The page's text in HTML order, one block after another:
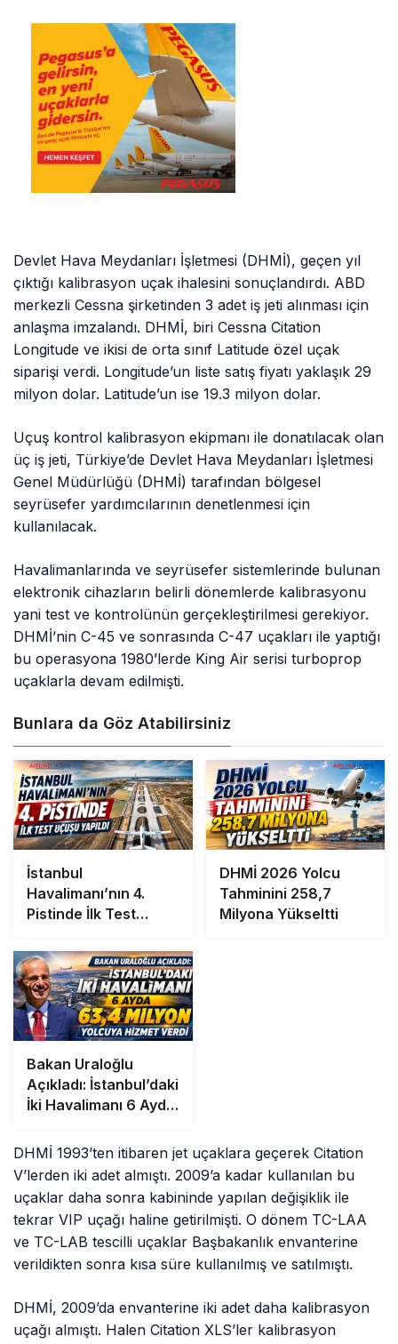
Devlet Hava Meydanları İşletmesi (DHMİ), geçen yıl
çıktığı kalibrasyon uçak ihalesini sonuçlandırdı. ABD
merkezli Cessna şirketinden 3 adet iş jeti alınması için
anlaşma imzalandı. DHMİ, biri Cessna Citation
Longitude ve ikisi de orta sınıf Latitude özel uçak
siparişi verdi. Longitude’un liste satış fiyatı yaklaşık 29
milyon dolar. Latitude’un ise 19.3 milyon dolar.
Uçuş kontrol kalibrasyon ekipmanı ile donatılacak olan
üç iş jeti, Türkiye’de Devlet Hava Meydanları İşletmesi
Genel Müdürlüğü (DHMİ) tarafından bölgesel
seyrüsefer yardımcılarının denetlenmesi için
kullanılacak.
Havalimanlarında ve seyrüsefer sistemlerinde bulunan
elektronik cihazların belirli dönemlerde kalibrasyonu
yani test ve kontrolünün gerçekleştirilmesi gerekiyor.
DHMİ’nin C-45 ve sonrasında C-47 uçakları ile yaptığı
bu operasyona 1980’lerde King Air serisi turboprop
uçaklarla devam edilmişti.
Bunlara da Göz Atabilirsiniz
İstanbul
Havalimanı’nın 4.
Pistinde İlk Test
DHMİ 2026 Yolcu
Tahminini 258,7
Milyona Yükseltti
Bakan Uraloğlu
Açıkladı: İstanbul’daki
İki Havalimanı 6 Ayda
Hizmet Verdi
DHMİ 1993’ten itibaren jet uçaklara geçerek Citation
V’lerden iki adet almıştı. 2009’a kadar kullanılan bu
uçaklar daha sonra kabininde yapılan değişiklik ile
tekrar VIP uçağı haline getirilmişti. O dönem TC-LAA
ve TC-LAB tescilli uçaklar Başbakanlık envanterine
verildikten sonra kısa süre kullanılmış ve satılmıştı.
DHMİ, 2009’da envanterine iki adet daha kalibrasyon
uçağı almıştı. Halen Citation XLS’ler kalibrasyon